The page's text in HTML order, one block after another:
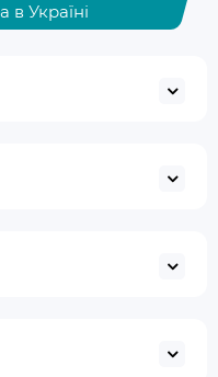
в Україні